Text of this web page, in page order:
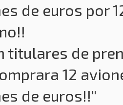
de euros por
titulares de
12
de euros!!"